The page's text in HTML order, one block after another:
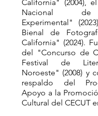
California" (2004),
Nacional
Experimental"
Bienal de
California" (2024).
del "Concurso de
Festival de
Noroeste" (2008) y
respaldo del
Apoyo a la
Cultural del CECUT